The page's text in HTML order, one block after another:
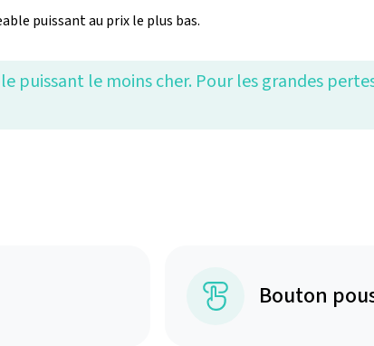
puissant au prix le plus bas.
puissant le moins cher. Pour les grandes
Bouton